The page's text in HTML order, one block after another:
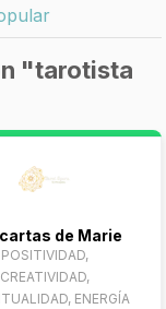
"tarotista
de Marie
POSITIVIDAD,
CREATIVIDAD,
ENERGÍA